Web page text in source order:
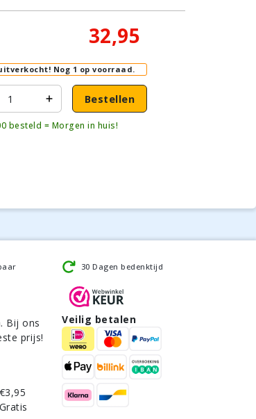
32,95
Nog 1 op voorraad.
Bestellen
besteld = Morgen in huis!
30 Dagen bedenktijd
Bij ons
prijs!
€3,95
Gratis
Veilig betalen